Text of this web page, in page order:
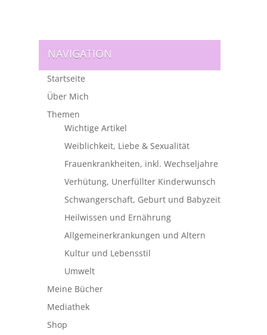
NAVIGATION
Startseite
Über Mich
Themen
Wichtige Artikel
Weiblichkeit, Liebe & Sexualität
Frauenkrankheiten, inkl. Wechseljahre
Verhütung, Unerfüllter Kinderwunsch
Schwangerschaft, Geburt und Babyzeit
Heilwissen und Ernährung
Allgemeinerkrankungen und Altern
Kultur und Lebensstil
Umwelt
Meine Bücher
Mediathek
Shop